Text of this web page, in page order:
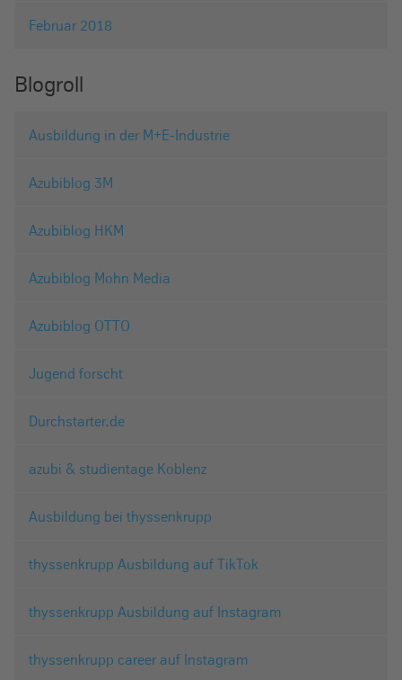
Februar 2018
Blogroll
Ausbildung in der M+E-Industrie
Azubiblog 3M
Azubiblog HKM
Azubiblog Mohn Media
Azubiblog OTTO
Jugend forscht
Durchstarter.de
azubi & studientage Koblenz
Ausbildung bei thyssenkrupp
thyssenkrupp Ausbildung auf TikTok
thyssenkrupp Ausbildung auf Instagram
thyssenkrupp career auf Instagram